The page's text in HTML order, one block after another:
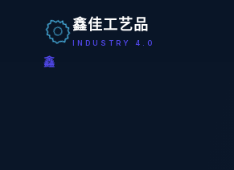
鑫
鑫佳工艺品
INDUSTRY 4.0